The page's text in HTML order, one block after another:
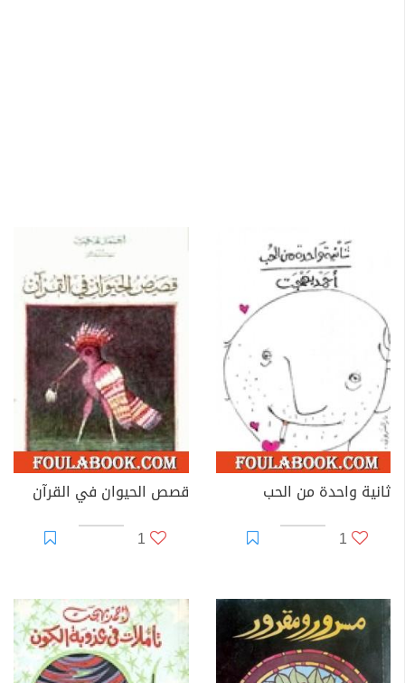
ثانية واحدة من الحب
1
قصص الحيوان في القرآن
1